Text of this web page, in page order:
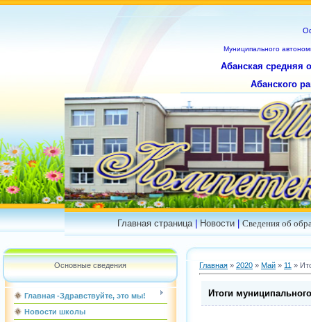
Муниципального
Абанская средняя
Абанского
Главная страница|Новости|Сведения об
Основные сведения
Главная -Здравствуйте, это мы!
Новости школы
Главная » 2020 » Май » 11 »
Итоги